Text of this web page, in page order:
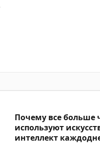
Почему все больше
используют
интеллект